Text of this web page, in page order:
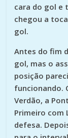
cara do gol e
chegou a
gol.
Antes do fim
gol, mas o
posição
funcionando.
Verdão, a
Primeiro com
defesa.